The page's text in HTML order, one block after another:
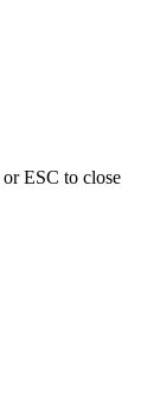
ESC to close